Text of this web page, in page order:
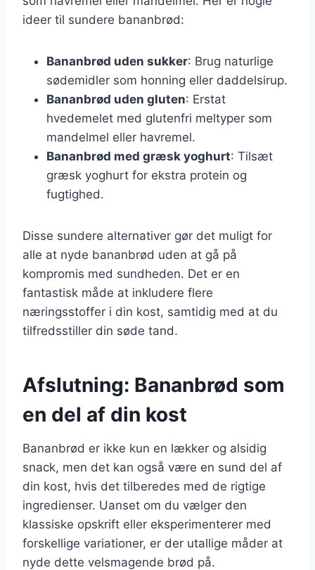
ideer til sundere bananbrød:
Bananbrød uden sukker: Brug naturlige
sødemidler som honning eller daddelsirup.
Bananbrød uden gluten: Erstat
hvedemelet med glutenfri meltyper som
mandelmel eller havremel.
Bananbrød med græsk yoghurt: Tilsæt
græsk yoghurt for ekstra protein og
fugtighed.
Disse sundere alternativer gør det muligt for
alle at nyde bananbrød uden at gå på
kompromis med sundheden. Det er en
fantastisk måde at inkludere flere
næringsstoffer i din kost, samtidig med at du
tilfredsstiller din søde tand.
Afslutning: Bananbrød som
en del af din kost
Bananbrød er ikke kun en lækker og alsidig
snack, men det kan også være en sund del af
din kost, hvis det tilberedes med de rigtige
ingredienser. Uanset om du vælger den
klassiske opskrift eller eksperimenterer med
forskellige variationer, er der utallige måder at
nyde dette velsmagende brød på.